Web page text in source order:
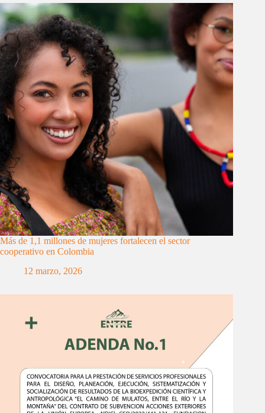
Más de 1,1 millones de mujeres fortalecen el sector
cooperativo en Colombia
12 marzo, 2026